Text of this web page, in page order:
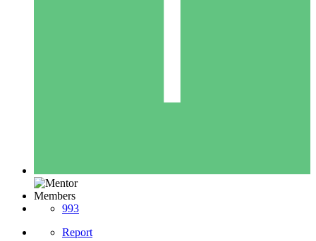
Members
993
Report